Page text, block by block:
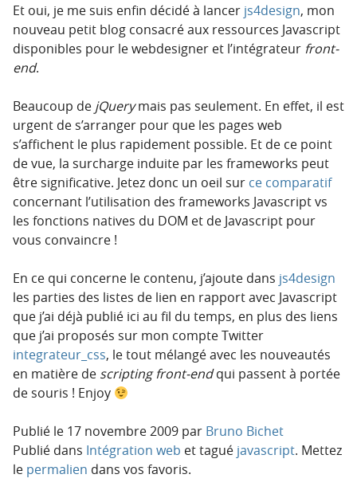
Et oui, je me suis enfin décidé à lancer js4design, mon
nouveau petit blog consacré aux ressources Javascript
disponibles pour le webdesigner et l’intégrateur front-
end.
Beaucoup de jQuerymais pas seulement. En effet, il est
urgent de s’arranger pour que les pages web
s’affichent le plus rapidement possible. Et de ce point
de vue, la surcharge induite par les frameworks peut
être significative. Jetez donc un oeil sur ce comparatif
concernant l’utilisation des frameworks Javascript vs
les fonctions natives du DOM et de Javascript pour
vous convaincre !
En ce qui concerne le contenu, j’ajoute dans js4design
les parties des listes de lien en rapport avec Javascript
que j’ai déjà publié ici au fil du temps, en plus des liens
que j’ai proposés sur mon compte Twitter
integrateur_css, le tout mélangé avec les nouveautés
en matière de scripting front-endqui passent à portée
de souris ! Enjoy
Publié le 17 novembre 2009 par Bruno Bichet
Publié dans Intégration web et tagué javascript. Mettez
le permalien dans vos favoris.